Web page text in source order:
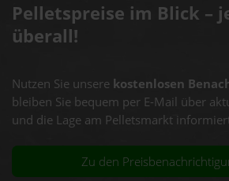
Pelletspreise im Blick –
überall!
Nutzen Sie unsere kostenlosen
bleiben Sie bequem per E-Mail über
und die Lage am Pelletsmarkt
Zu den